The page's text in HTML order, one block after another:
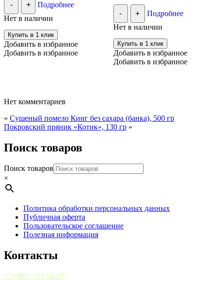
- +
Подробнее
Нет в наличии
Купить в 1 клик
Добавить в избранное
Добавить в избранное
- +
Подробнее
Нет в наличии
Купить в 1 клик
Добавить в избранное
Добавить в избранное
Нет комментариев
« Сушеный помело Кинг без сахара (банка), 500 гр
Покровский пряник «Котик», 130 гр »
Поиск товаров
Поиск товаров
×
Политика обработки персональных данных
Публичная оферта
Пользовательское соглашение
Полезная информация
Контакты
+7 (981) 712-56-26